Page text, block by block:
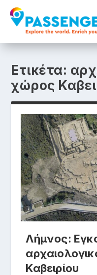
Ετικέτα:
χώρος
Λήμνος:
Καβειρίου